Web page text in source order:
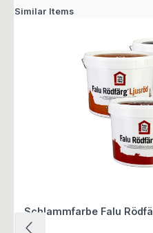
Similar Items
Schlammfarbe Falu